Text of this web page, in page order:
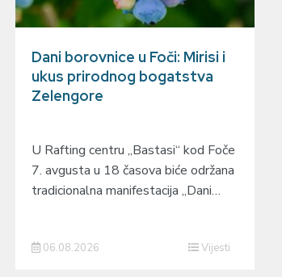
Dani borovnice u Foči: Mirisi i
ukus prirodnog bogatstva
Zelengore
U Rafting centru „Bastasi“ kod Foče
7. avgusta u 18 časova biće održana
tradicionalna manifestacija „Dani…
06.08.2026 Vijesti